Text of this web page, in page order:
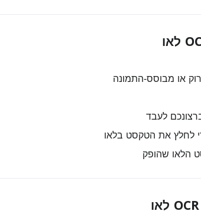
הלאו שהופק